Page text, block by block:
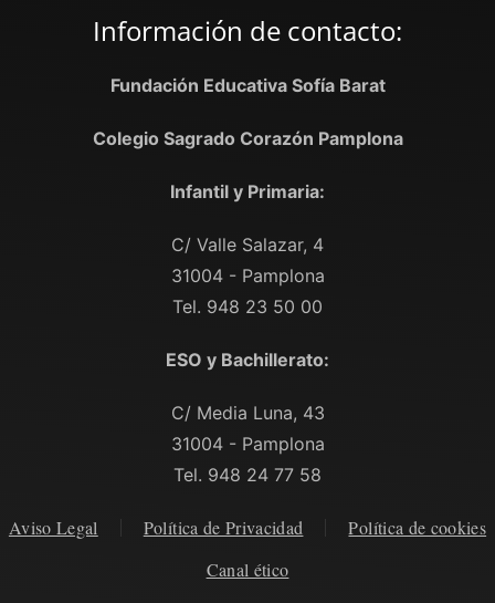
Información de contacto:
Fundación Educativa Sofía Barat
Colegio Sagrado Corazón Pamplona
Infantil y Primaria:
C/ Valle Salazar, 4
31004 - Pamplona
Tel. 948 23 50 00
ESO y Bachillerato:
C/ Media Luna, 43
31004 - Pamplona
Tel. 948 24 77 58
Aviso Legal Política de Privacidad
Política de cookies
Canal ético